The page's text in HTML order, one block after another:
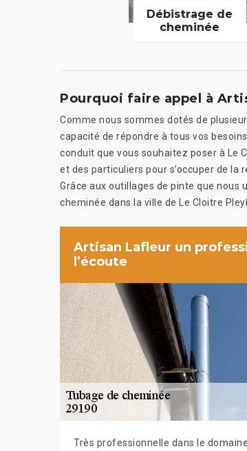
Débistrage de
cheminée
Pourquoi faire appel à
Comme nous sommes dotés de
capacité de répondre à tous vos
conduit que vous souhaitez poser à Le
et des particuliers pour s’occuper de la
Grâce aux outillages de pinte que nous
cheminée dans la ville de Le Cloitre
Artisan Lafleur un
l’écoute
Très professionnelle dans le